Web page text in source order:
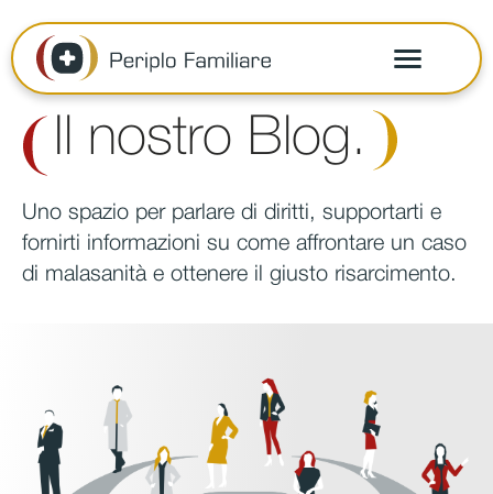
Il nostro Blog.
Uno spazio per parlare di diritti, supportarti e
fornirti informazioni su come affrontare un caso
di malasanità e ottenere il giusto risarcimento.